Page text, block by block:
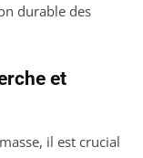
durable des
et
il est crucial